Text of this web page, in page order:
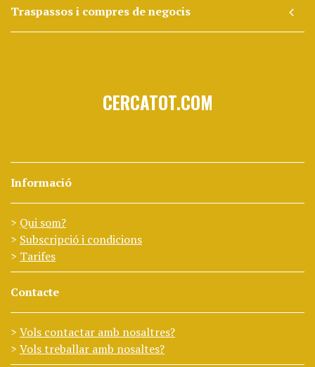
Traspassos i compres de negocis
CERCATOT.COM
Informació
Qui som?
Subscripció i condicions
Tarifes
Contacte
Vols contactar amb nosaltres?
Vols treballar amb nosaltes?